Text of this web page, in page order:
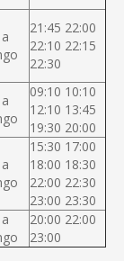
21:45 22:00
22:10 22:15
22:30
09:10 10:10
12:10 13:45
19:30 20:00
15:30 17:00
18:00 18:30
22:00 22:30
23:00 23:30
20:00 22:00
23:00